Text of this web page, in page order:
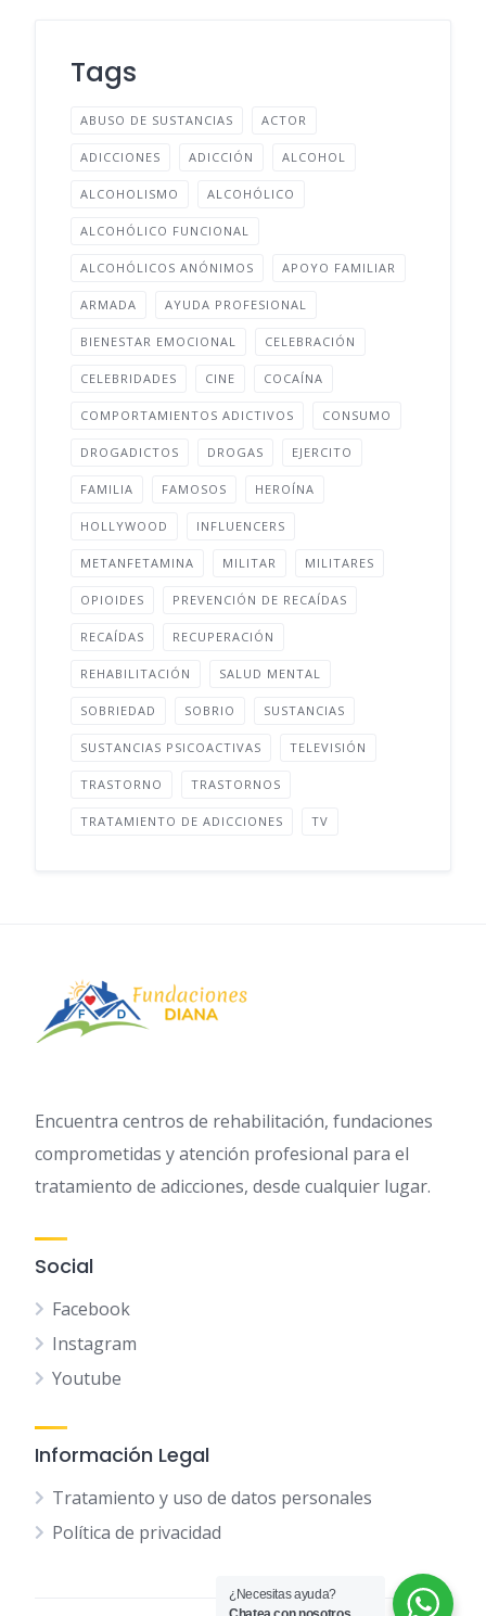
Tags
ABUSO DE SUSTANCIAS ACTOR
ADICCIONES ADICCIÓN ALCOHOL
ALCOHOLISMO ALCOHÓLICO
ALCOHÓLICO FUNCIONAL
ALCOHÓLICOS ANÓNIMOS APOYO FAMILIAR
ARMADA AYUDA PROFESIONAL
BIENESTAR EMOCIONAL CELEBRACIÓN
CELEBRIDADES CINE COCAÍNA
COMPORTAMIENTOS ADICTIVOS CONSUMO
DROGADICTOS DROGAS EJERCITO
FAMILIA FAMOSOS HEROÍNA
HOLLYWOOD INFLUENCERS
METANFETAMINA MILITAR MILITARES
OPIOIDES PREVENCIÓN DE RECAÍDAS
RECAÍDAS RECUPERACIÓN
REHABILITACIÓN SALUD MENTAL
SOBRIEDAD SOBRIO SUSTANCIAS
SUSTANCIAS PSICOACTIVAS TELEVISIÓN
TRASTORNO TRASTORNOS
TRATAMIENTO DE ADICCIONES TV
Encuentra centros de rehabilitación, fundaciones
comprometidas y atención profesional para el
tratamiento de adicciones, desde cualquier lugar.
Social
Facebook
Instagram
Youtube
Información Legal
Tratamiento y uso de datos personales
Política de privacidad
¿Necesitas ayuda?